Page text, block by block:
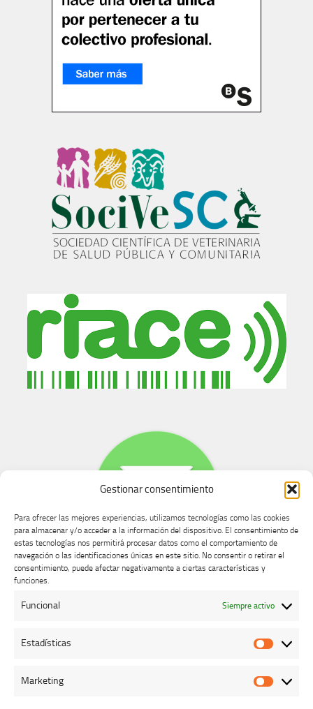
Gestionar consentimiento
Para ofrecer las mejores experiencias, utilizamos tecnologías como las cookies
para almacenar y/o acceder a la información del dispositivo. El consentimiento de
estas tecnologías nos permitirá procesar datos como el comportamiento de
navegación o las identificaciones únicas en este sitio. No consentir o retirar el
consentimiento, puede afectar negativamente a ciertas características y
funciones.
Funcional Siempre activo
Estadísticas
Marketing
Buzón de dudas, quejas y sugerencias